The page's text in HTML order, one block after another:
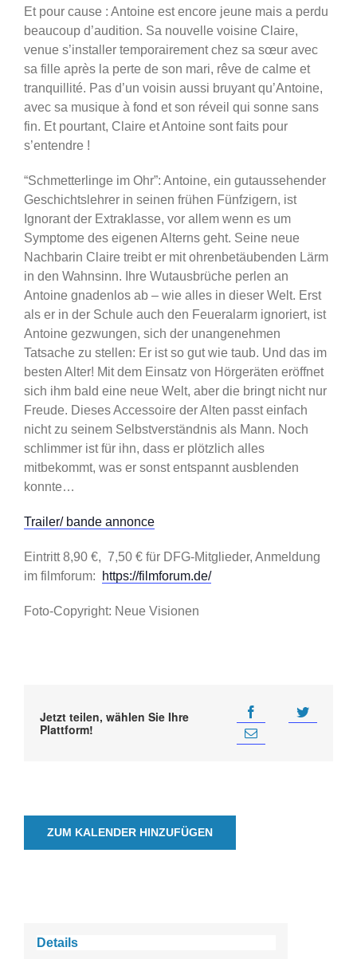
Et pour cause : Antoine est encore jeune mais a perdu
beaucoup d’audition. Sa nouvelle voisine Claire,
venue s’installer temporairement chez sa sœur avec
sa fille après la perte de son mari, rêve de calme et
tranquillité. Pas d’un voisin aussi bruyant qu’Antoine,
avec sa musique à fond et son réveil qui sonne sans
fin. Et pourtant, Claire et Antoine sont faits pour
s’entendre !
“Schmetterlinge im Ohr”: Antoine, ein gutaussehender
Geschichtslehrer in seinen frühen Fünfzigern, ist
Ignorant der Extraklasse, vor allem wenn es um
Symptome des eigenen Alterns geht. Seine neue
Nachbarin Claire treibt er mit ohrenbetäubenden Lärm
in den Wahnsinn. Ihre Wutausbrüche perlen an
Antoine gnadenlos ab – wie alles in dieser Welt. Erst
als er in der Schule auch den Feueralarm ignoriert, ist
Antoine gezwungen, sich der unangenehmen
Tatsache zu stellen: Er ist so gut wie taub. Und das im
besten Alter! Mit dem Einsatz von Hörgeräten eröffnet
sich ihm bald eine neue Welt, aber die bringt nicht nur
Freude. Dieses Accessoire der Alten passt einfach
nicht zu seinem Selbstverständnis als Mann. Noch
schlimmer ist für ihn, dass er plötzlich alles
mitbekommt, was er sonst entspannt ausblenden
konnte…
Trailer/ bande annonce
Eintritt 8,90 €, 7,50 € für DFG-Mitglieder, Anmeldung
im filmforum:
https://filmforum.de/
Foto-Copyright: Neue Visionen
Jetzt teilen, wählen Sie Ihre
Plattform!
ZUM KALENDER HINZUFÜGEN
Details